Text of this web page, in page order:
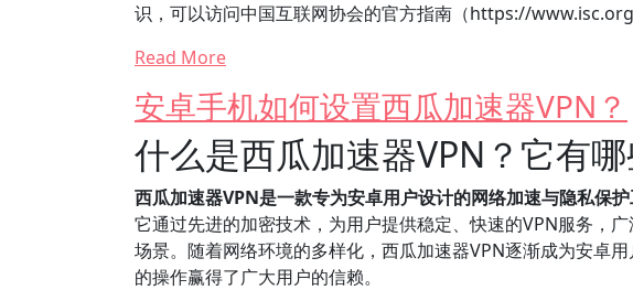
识，可以访问中国互联网协会的官方指南（https://
Read More
安卓手机如何设置西瓜加速器VPN？
什么是西瓜加速器VPN？它有
西瓜加速器VPN是一款专为安卓用户设计的网络加速与隐私保
它通过先进的加密技术，为用户提供稳定、快速的VPN服务，
场景。随着网络环境的多样化，西瓜加速器VPN逐渐成为安卓
的操作赢得了广大用户的信赖。